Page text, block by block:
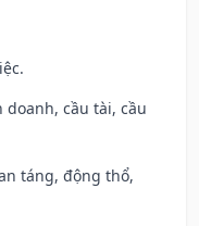
doanh, cầu tài, cầu
táng, động thổ,